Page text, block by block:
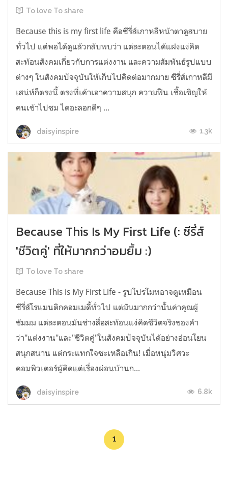
To love To share
Because this is my first life คือซีรี่ส์เกาหลีหน้าตาดูสบาย
ทั่วไป แต่พอได้ดูแล้วกลับพบว่า แต่ละตอนได้แฝงแง่คิด
สะท้อนสังคมเกี่ยวกับการแต่งงาน และความสัมพันธ์รูปแบบ
ต่างๆ ในสังคมปัจจุบันให้เก็บไปคิดต่อมากมาย ซีรี่ส์เกาหลีมี
เสน่ห์ก็ตรงนี้ ตรงที่เค้าเอาความสนุก ความฟิน เชื้อเชิญให้
คนเข้าไปชม ไดอะลอกดีๆ ...
daisyinspire 1.3k
Because This Is My First Life (: ซีรี่ส์
'ชีวิตคู่' ที่ให้มากกว่าอมยิ้ม :)
To love To share
Because This is My First Life - รูปโปรโมทอาจดูเหมือน
ซีรี่ส์โรแมนติกคอมเมดี้ทั่วไป แต่มันมากกว่านั้นค่าคุณผู้
ช้มมม แต่ละตอนมันช่างสื่อสะท้อนแง่คิดชีวิตจริงของคำ
ว่า"แต่งงาน"และ"ชีวิตคู่"ในสังคมปัจจุบันได้อย่างอ่อนโยน
สนุกสนาน แต่กระแทกใจซะเหลือเกิน! เมื่อหนุ่มวิศวะ
คอมพิวเตอร์ผู้คิดแต่เรื่องผ่อนบ้านก...
daisyinspire 6.8k
1